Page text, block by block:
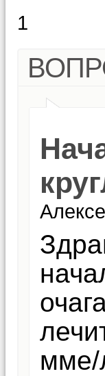
1
мме/